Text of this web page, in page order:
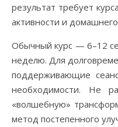
результат требует
активности и
Обычный курс — 6–12
неделю. Для
поддерживающие
необходимости. Не
«волшебную»
метод постепенного